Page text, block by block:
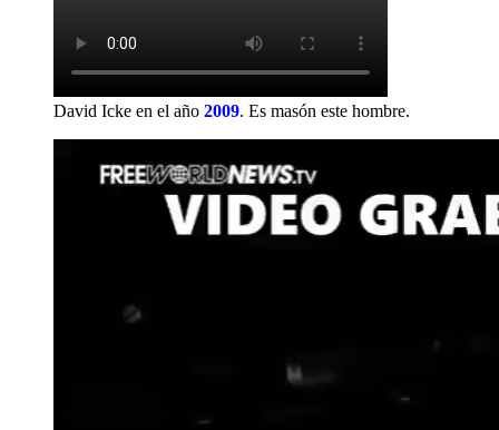
David Icke en el año 2009. Es masón este hombre.